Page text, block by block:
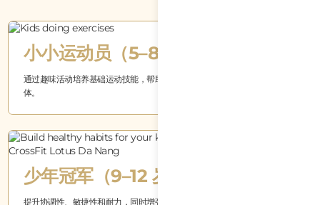
小小运动员（5–8 岁）
通过趣味活动培养基础运动技能，帮助孩子养成健康习惯，在快乐中锻炼身
体。
少年冠军（9–12 岁）
提升协调性、敏捷性和耐力，同时增强自信心。